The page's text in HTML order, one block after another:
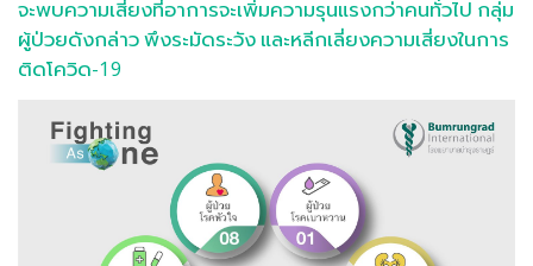
จะพบความเสี่ยงที่อาการจะเพิ่มความรุนแรงกว่าคนทั่วไป กลุ่ม
ผู้ป่วยดังกล่าว พึงระมัดระวัง และหลีกเลี่ยงความเสี่ยงในการ
ติดโควิด-19